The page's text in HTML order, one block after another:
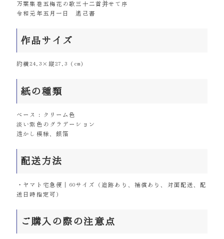
万葉集巻五梅花の歌三十二首并せて序
令和元年五月一日 遙己書
作品サイズ
約横24.3×縦27.3（cm）
紙の種類
ベース：クリーム色
淡い紫色のグラデーション
透かし模様、銀箔
配送方法
・ヤマト宅急便｜60サイズ（追跡あり、補償あり、対面配送、配
送日時指定可）
ご購入の際の注意点